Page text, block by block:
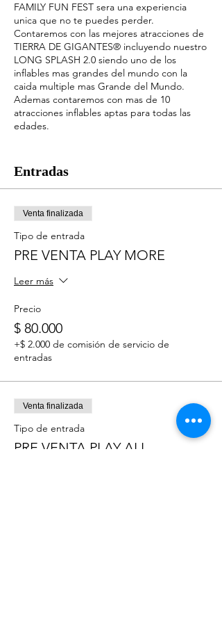
FAMILY FUN FEST sera una experiencia
unica que no te puedes perder.
Contaremos con las mejores atracciones de
TIERRA DE GIGANTES® incluyendo nuestro
LONG SPLASH 2.0 siendo uno de los
inflables mas grandes del mundo con la
caida multiple mas Grande del Mundo.
Ademas contaremos con mas de 10
atracciones inflables aptas para todas las
edades.
animalescon los que podras interactuar.
200 metros de altura.
y porsupuesto los mejores platos de la
ciudad elaborados por Restaurante La
Boqueria
Unicamente este 4-5-6 de Noviembre, ¡NO
TE LO PIERDAS!
Entradas
Venta finalizada
Tipo de entrada
PRE VENTA PLAY MORE
Leer más
Precio
$ 80.000
+$ 2.000 de comisión de servicio de
entradas
Venta finalizada
Tipo de entrada
PRE VENTA PLAY ALL